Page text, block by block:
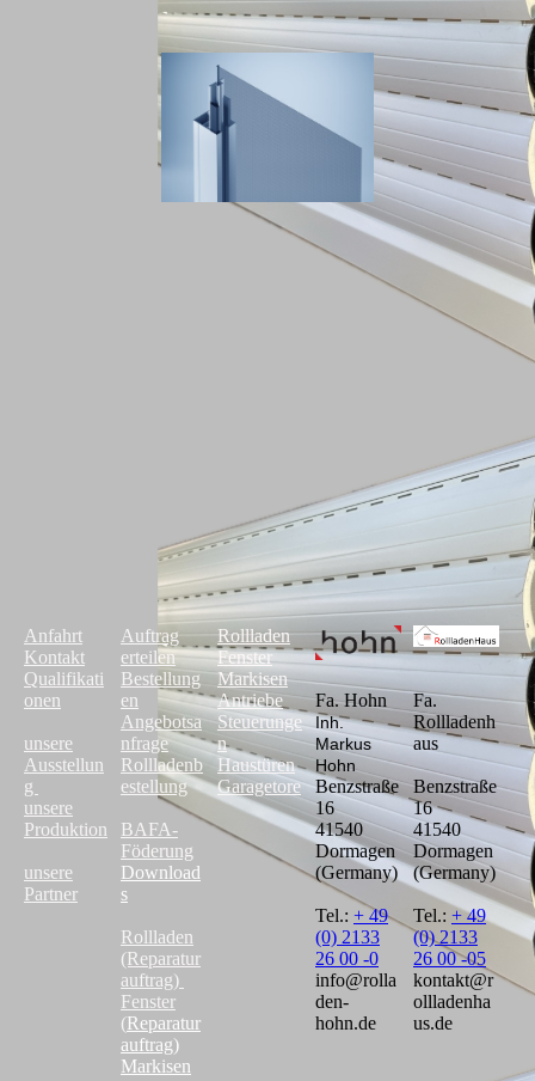
Anfahrt
Kontakt
Qualifikati
onen
unsere
Ausstellun
g
unsere
Produktion
unsere
Partner
Auftrag
erteilen
Bestellung
en
Angebotsa
nfrage
Rollladenb
estellung
BAFA-
Föderung
Download
s
Rollladen
(Reparatur
auftrag)
Fenster
(Reparatur
auftrag)
Markisen
Rollladen
Fenster
Markisen
Antriebe
Steuerunge
n
Haustüren
Garagetore
Fa. Hohn
Inh.
Markus
Hohn
Benzstraße
16
41540
Dormagen
(Germany)
Tel.: + 49
(0) 2133
26 00 -0
info@rolla
den-
hohn.de
Fa.
Rollladenh
aus
Benzstraße
16
41540
Dormagen
(Germany)
Tel.: + 49
(0) 2133
26 00 -05
kontakt@r
ollladenha
us.de